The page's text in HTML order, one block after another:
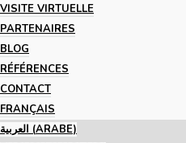
VISITE VIRTUELLE
PARTENAIRES
BLOG
RÉFÉRENCES
CONTACT
FRANÇAIS
العربية (ARABE)